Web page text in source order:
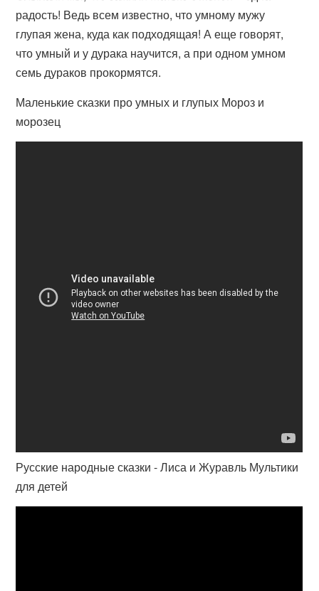
радость! Ведь всем известно, что умному мужу
глупая жена, куда как подходящая! А еще говорят,
что умный и у дурака научится, а при одном умном
семь дураков прокормятся.
Маленькие сказки про умных и глупых Мороз и
морозец
Русские народные сказки - Лиса и Журавль Мультики
для детей